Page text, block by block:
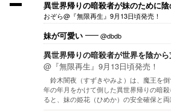
異世界帰りの暗殺者が妹のために
おぞら@『無限再生』9月13日頃発売！
妹が可愛い @dbdb
異世界帰りの暗殺者が世界を陰か
@『無限再生』9月13日頃発売！
鈴木闇夜（すずきやみよ）は、魔王を
年の年月をかけて倒した異世界帰りの暗
ると、妹の姫花（ひめか）の安全確保と